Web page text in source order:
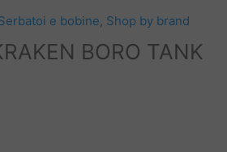
e bobine, Shop by brand
BORO TANK